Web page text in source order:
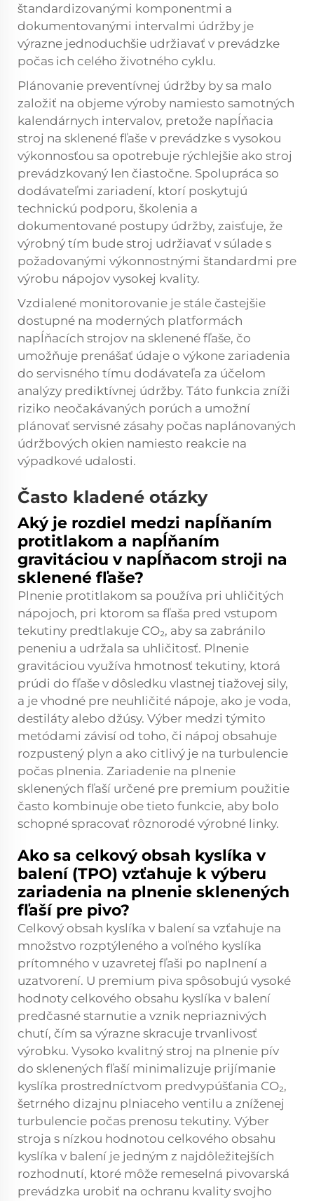
štandardizovanými komponentmi a
dokumentovanými intervalmi údržby je
výrazne jednoduchšie udržiavať v prevádzke
počas ich celého životného cyklu.
Plánovanie preventívnej údržby by sa malo
založiť na objeme výroby namiesto samotných
kalendárnych intervalov, pretože napĺňacia
stroj na sklenené fľaše v prevádzke s vysokou
výkonnosťou sa opotrebuje rýchlejšie ako stroj
prevádzkovaný len čiastočne. Spolupráca so
dodávateľmi zariadení, ktorí poskytujú
technickú podporu, školenia a
dokumentované postupy údržby, zaisťuje, že
výrobný tím bude stroj udržiavať v súlade s
požadovanými výkonnostnými štandardmi pre
výrobu nápojov vysokej kvality.
Vzdialené monitorovanie je stále častejšie
dostupné na moderných platformách
napĺňacích strojov na sklenené fľaše, čo
umožňuje prenášať údaje o výkone zariadenia
do servisného tímu dodávateľa za účelom
analýzy prediktívnej údržby. Táto funkcia zníži
riziko neočakávaných porúch a umožní
plánovať servisné zásahy počas naplánovaných
údržbových okien namiesto reakcie na
výpadkové udalosti.
Často kladené otázky
Aký je rozdiel medzi napĺňaním
protitlakom a napĺňaním
gravitáciou v napĺňacom stroji na
sklenené fľaše?
Plnenie protitlakom sa používa pri uhličitých
nápojoch, pri ktorom sa fľaša pred vstupom
tekutiny predtlakuje CO₂, aby sa zabránilo
peneniu a udržala sa uhličitosť. Plnenie
gravitáciou využíva hmotnosť tekutiny, ktorá
prúdi do fľaše v dôsledku vlastnej tiažovej sily,
a je vhodné pre neuhličité nápoje, ako je voda,
destiláty alebo džúsy. Výber medzi týmito
metódami závisí od toho, či nápoj obsahuje
rozpustený plyn a ako citlivý je na turbulencie
počas plnenia. Zariadenie na plnenie
sklenených fľaší určené pre premium použitie
často kombinuje obe tieto funkcie, aby bolo
schopné spracovať rôznorodé výrobné linky.
Ako sa celkový obsah kyslíka v
balení (TPO) vzťahuje k výberu
zariadenia na plnenie sklenených
fľaší pre pivo?
Celkový obsah kyslíka v balení sa vzťahuje na
množstvo rozptýleného a voľného kyslíka
prítomného v uzavretej fľaši po naplnení a
uzatvorení. U premium piva spôsobujú vysoké
hodnoty celkového obsahu kyslíka v balení
predčasné starnutie a vznik nepriaznivých
chutí, čím sa výrazne skracuje trvanlivosť
výrobku. Vysoko kvalitný stroj na plnenie pív
do sklenených fľaší minimalizuje prijímanie
kyslíka prostredníctvom predvypúšťania CO₂,
šetrného dizajnu plniaceho ventilu a zníženej
turbulencie počas prenosu tekutiny. Výber
stroja s nízkou hodnotou celkového obsahu
kyslíka v balení je jedným z najdôležitejších
rozhodnutí, ktoré môže remeselná pivovarská
prevádzka urobiť na ochranu kvality svojho